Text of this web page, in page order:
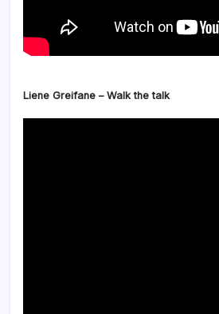
Liene Greifane – Walk the talk